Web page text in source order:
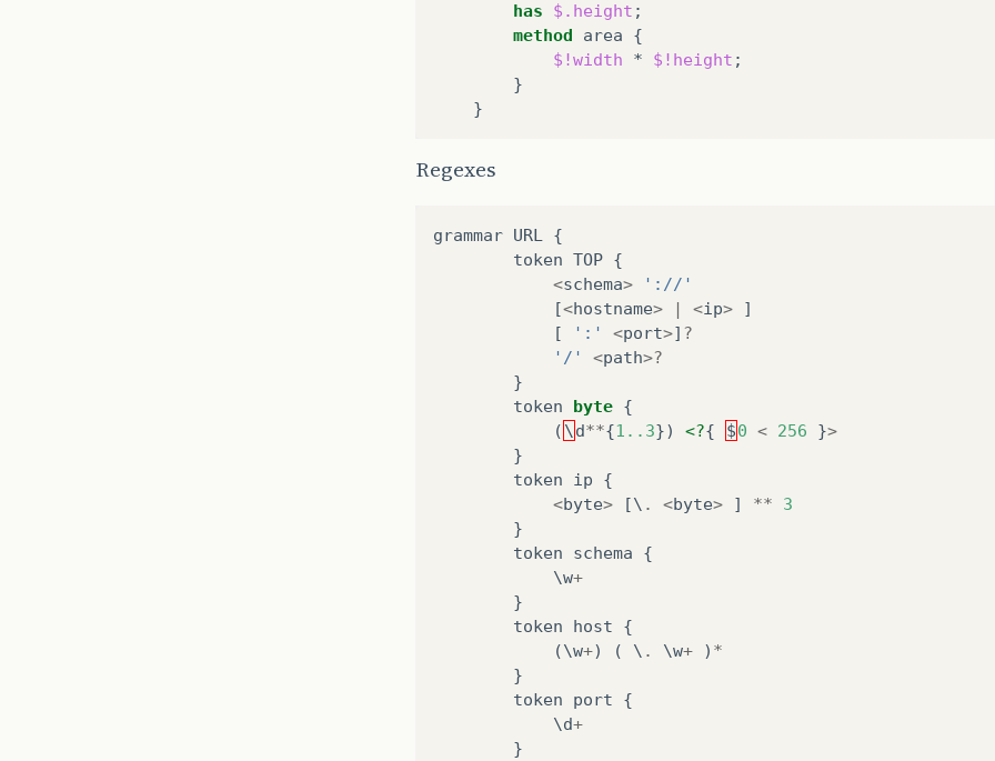
has
$.height ;
method
area {
$!width * $!height ;
        }
Regexes
grammar URL
{
token TOP {
<schema>
'://'
[<hostname> | <ip>
]
[
':' <port>] ?
'/'
<path>?
}
token
byte {
( \ d**{1..3}) <?{ $0 < 256 }>
}
token
ip
{
<byte> [\ . <byte> ] **
3
}
token
schema
{
\w+
}
token
host
{
(\w+) ( \ . \w+ ) *
}
token
port
{
\d+
}